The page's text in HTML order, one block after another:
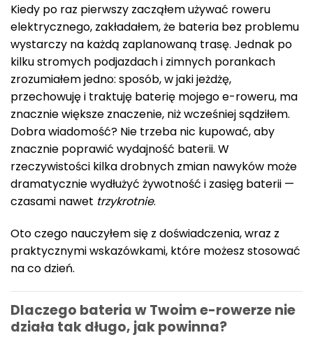
Kiedy po raz pierwszy zacząłem używać roweru
elektrycznego, zakładałem, że bateria bez problemu
wystarczy na każdą zaplanowaną trasę. Jednak po
kilku stromych podjazdach i zimnych porankach
zrozumiałem jedno: sposób, w jaki jeżdżę,
przechowuję i traktuję baterię mojego e-roweru, ma
znacznie większe znaczenie, niż wcześniej sądziłem.
Dobra wiadomość? Nie trzeba nic kupować, aby
znacznie poprawić wydajność baterii. W
rzeczywistości kilka drobnych zmian nawyków może
dramatycznie wydłużyć żywotność i zasięg baterii —
czasami nawet trzykrotnie.
Oto czego nauczyłem się z doświadczenia, wraz z
praktycznymi wskazówkami, które możesz stosować
na co dzień.
Dlaczego bateria w Twoim e-rowerze nie
działa tak długo, jak powinna?